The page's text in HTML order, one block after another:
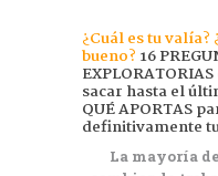
¿Cuál es tu valía?
bueno? 16
sacar hasta el
QUÉ APORTAS
definitivamente
La mayoría